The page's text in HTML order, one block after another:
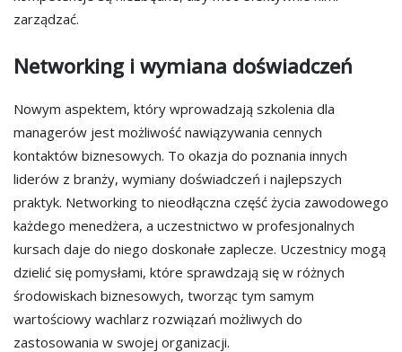
zarządzać.
Networking i wymiana doświadczeń
Nowym aspektem, który wprowadzają szkolenia dla
managerów jest możliwość nawiązywania cennych
kontaktów biznesowych. To okazja do poznania innych
liderów z branży, wymiany doświadczeń i najlepszych
praktyk. Networking to nieodłączna część życia zawodowego
każdego menedżera, a uczestnictwo w profesjonalnych
kursach daje do niego doskonałe zaplecze. Uczestnicy mogą
dzielić się pomysłami, które sprawdzają się w różnych
środowiskach biznesowych, tworząc tym samym
wartościowy wachlarz rozwiązań możliwych do
zastosowania w swojej organizacji.